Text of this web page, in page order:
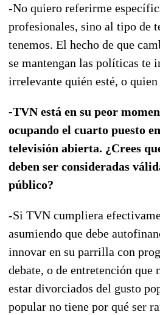
-No quiero referirme
profesionales, sino al tipo de
tenemos. El hecho de que
se mantengan las políticas te
irrelevante quién esté, o
-TVN está en su peor
ocupando el cuarto puesto
televisión abierta. ¿Crees
deben ser consideradas
público?
-Si TVN cumpliera
asumiendo que debe
innovar en su parrilla con
debate, o de entretención que
estar divorciados del gusto
popular no tiene por qué ser